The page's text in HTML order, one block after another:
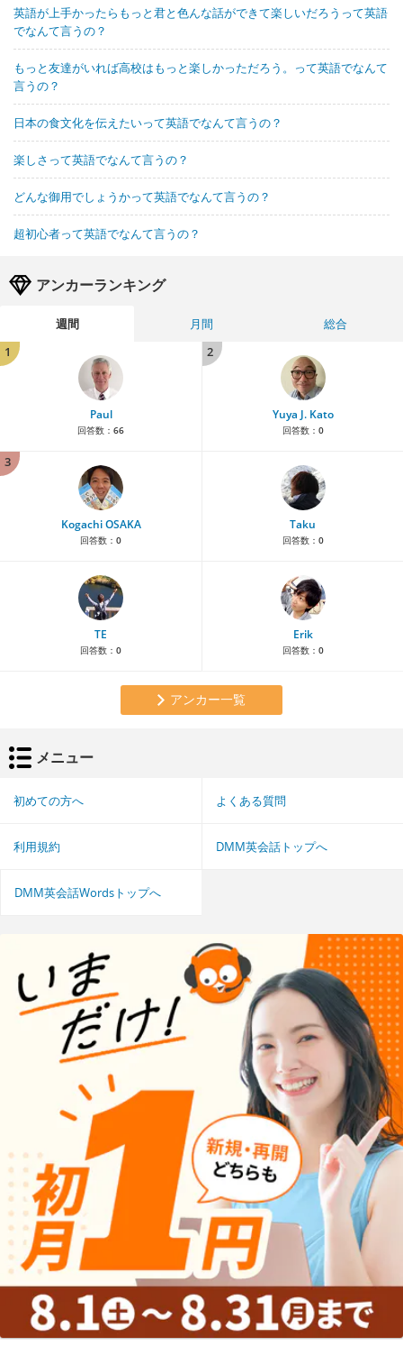
英語が上手かったらもっと君と色んな話ができて楽しいだろうって英語
でなんて言うの？
もっと友達がいれば高校はもっと楽しかっただろう。って英語でなんて
言うの？
日本の食文化を伝えたいって英語でなんて言うの？
楽しさって英語でなんて言うの？
どんな御用でしょうかって英語でなんて言うの？
超初心者って英語でなんて言うの？
アンカーランキング
週間 月間
総合
1
Paul
回答数： 66
2
Yuya J. Kato
回答数： 0
3
Kogachi OSAKA
回答数： 0
Taku
回答数： 0
TE
回答数： 0
Erik
回答数： 0
アンカー一覧
メニュー
初めての方へ よくある質問
利用規約 DMM英会話トップへ
DMM英会話Wordsトップへ